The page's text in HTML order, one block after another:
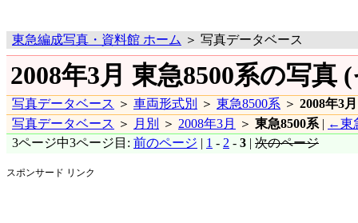
東急編成写真・資料館 ホーム ＞ 写真データベース
2008年3月 東急8500系の写真
写真データベース ＞ 車両形式別 ＞ 東急8500系 ＞ 2008年3月
写真データベース ＞ 月別 ＞ 2008年3月 ＞ 東急8500系 | ←東
3ページ中3ページ目: 前のページ | 1 - 2 - 3 | 次のページ
スポンサード リンク